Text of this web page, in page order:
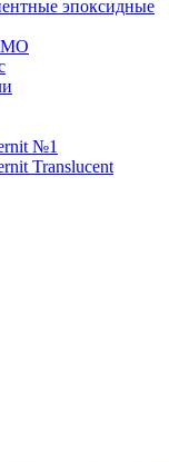
эпоксидные
№1
Translucent